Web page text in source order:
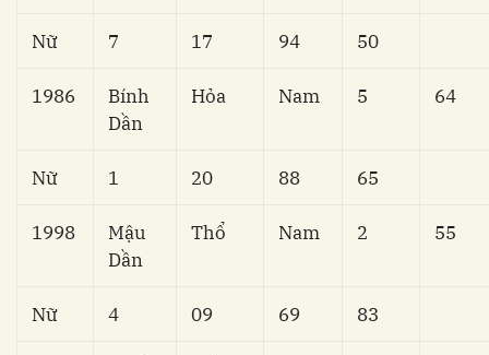
Nữ 7 17 94 50
1986
Bính
Dần
Hỏa Nam 5 64
Nữ 1 20 88 65
1998
Mậu
Dần
Thổ Nam 2 55
Nữ 4 09 69 83